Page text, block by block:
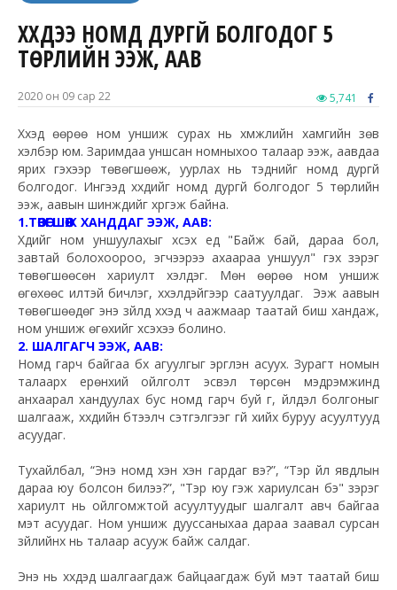
ХҮҮХДЭЭ НОМД ДУРГҮЙ БОЛГОДОГ 5
ТӨРЛИЙН ЭЭЖ, ААВ
2020 он 09 сар 22 5,741
Хүүхэд өөрөө ном уншиж сурах нь хүмүүжлийн хамгийн зөв
хэлбэр юм. Заримдаа уншсан номныхоо талаар ээж, аавдаа
ярих гэхээр төвөгшөөж, уурлах нь тэднийг номд дургүй
болгодог. Ингээд хүүхдийг номд дургүй болгодог 5 төрлийн
ээж, аавын шинжүүдийг хүргэж байна.
1.ТӨВӨГШӨӨЖ ХАНДДАГ ЭЭЖ, ААВ:
Хүүдийг ном уншуулахыг хүсэх үед "Байж бай, дараа бол,
завтай болохоороо, эгчээрээ ахаараа уншуул" гэх зэрэг
төвөгшөөсөн хариулт хэлдэг. Мөн өөрөө ном уншиж
өгөхөөс илүүтэй бичлэг, хүүхэлдэйгээр саатуулдаг. Ээж аавын
төвөгшөөдөг энэ зүйлд хүүхэд ч аажмаар таатай биш хандаж,
ном уншиж өгөхийг хүсэхээ болино.
2. ШАЛГАГЧ ЭЭЖ, ААВ:
Номд гарч байгаа бүх агуулгыг эргүүлэн асуух. Зурагт номын
талаарх ерөнхий ойлголт эсвэл төрсөн мэдрэмжинд
анхаарал хандуулах бус номд гарч буй үг, үйлдэл болгоныг
шалгааж, хүүхдийн бүтээлч сэтгэлгээг үгүй хийх буруу асуултууд
асуудаг.
Тухайлбал, “Энэ номд хэн хэн гардаг вэ?”, “Тэр үйл явдлын
дараа юу болсон билээ?”, "Тэр юу гэж хариулсан бэ" зэрэг
хариулт нь ойлгомжтой асуултуудыг шалгалт авч байгаа
мэт асуудаг. Ном уншиж дууссаныхаа дараа заавал сурсан
зүйлийнх нь талаар асууж байж салдаг.
Энэ нь хүүхдэд шалгаагдаж байцаагдаж буй мэт таатай биш